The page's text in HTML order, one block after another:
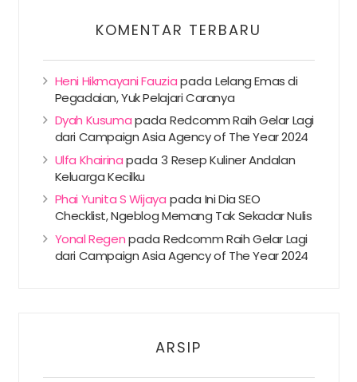
KOMENTAR TERBARU
Heni Hikmayani FauziapadaLelang Emas di
Pegadaian, Yuk Pelajari Caranya
Dyah KusumapadaRedcomm Raih Gelar Lagi
dari Campaign Asia Agency of The Year 2024
Ulfa Khairinapada3 Resep Kuliner Andalan
Keluarga Kecilku
Phai Yunita S Wijaya pada Ini Dia SEO
Checklist, Ngeblog Memang Tak Sekadar Nulis
Yonal RegenpadaRedcomm Raih Gelar Lagi
dari Campaign Asia Agency of The Year 2024
ARSIP